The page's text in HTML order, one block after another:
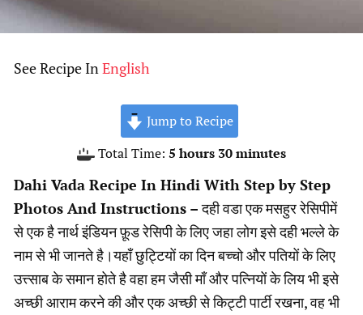
See Recipe InEnglish
Jump to Recipe
Total Time: 5hours
hours 30minutes
minutes
Dahi Vada Recipe In Hindi With Step by Step
Photos And Instructions –दही वडा एक मसहुर रेसिपीमें
से एक है नार्थ इंडियन फ़ूड रेसिपी के लिए जहा लोग इसे दही भल्ले के
नाम से भी जानते है।यहाँ छुट्टियों का दिन बच्चो और पतियों के लिए
उत्त्साब के समान होते है वहा हम जैसी माँ और पत्नियों के लिय भी इसे
अच्छी आराम करने की और एक अच्छी से किट्टी पार्टी रखना, वह भी